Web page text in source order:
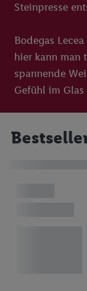
Steinpresse
Bodegas
hier kann man
spannende
Gefühl im Glas